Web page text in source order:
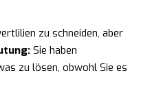
zu schneiden, aber
Sie haben
zu lösen, obwohl Sie es